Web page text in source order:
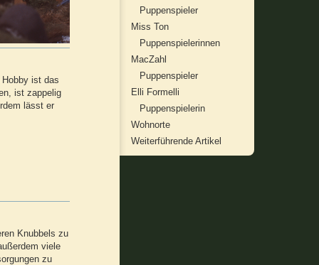
ist das
ist zappelig
lässt er
Knubbels zu
viele
zu
Puppenspieler
Miss Ton
Puppenspielerinnen
MacZahl
Puppenspieler
Elli Formelli
Puppenspielerin
Wohnorte
Weiterführende Artikel